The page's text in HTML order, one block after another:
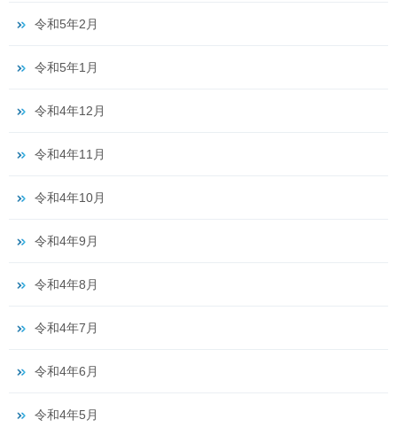
令和5年2月
令和5年1月
令和4年12月
令和4年11月
令和4年10月
令和4年9月
令和4年8月
令和4年7月
令和4年6月
令和4年5月